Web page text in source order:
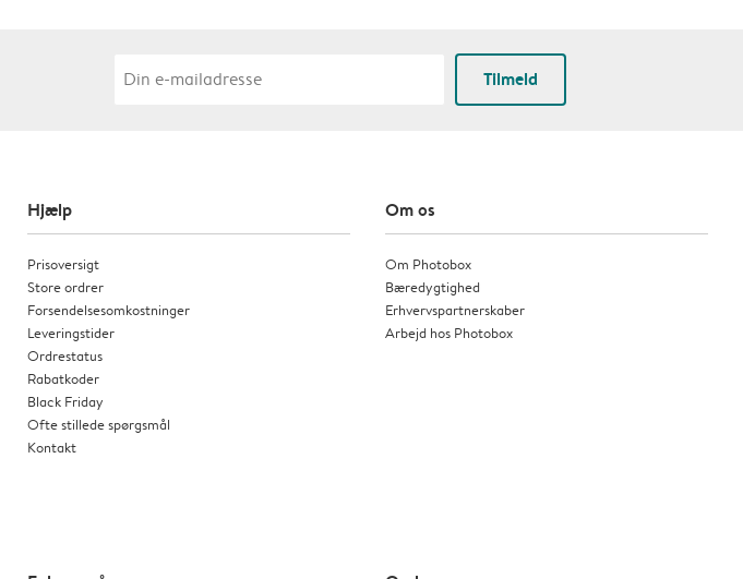
Tilmeld
Hjælp
Prisoversigt
Store ordrer
Forsendelsesomkostninger
Leveringstider
Ordrestatus
Rabatkoder
Black Friday
Ofte stillede spørgsmål
Kontakt
Om os
Om Photobox
Bæredygtighed
Erhvervspartnerskaber
Arbejd hos Photobox